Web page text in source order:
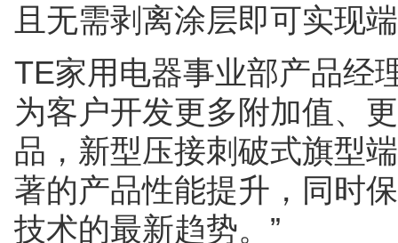
且无需剥离涂层即可实现
TE家用电器事业部产品经
为客户开发更多附加值、
品，新型压接刺破式旗型
著的产品性能提升，同时
技术的最新趋势。”